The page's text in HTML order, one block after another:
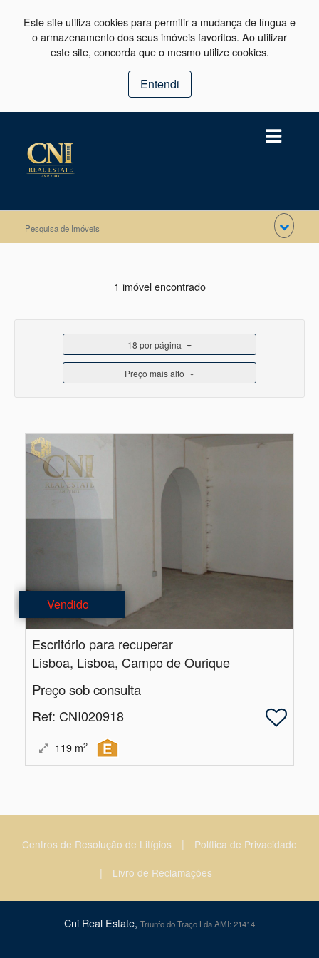
Este site utiliza cookies para permitir a mudança de língua e
o armazenamento dos seus imóveis favoritos. Ao utilizar
este site, concorda que o mesmo utilize cookies.
Entendi
Pesquisa de Imóveis
1 imóvel encontrado
18 por página
Preço mais alto
Vendido
Escritório para recuperar
Lisboa, Lisboa, Campo de Ourique
Preço sob consulta
Ref: CNI020918
119 m2
Centros de Resolução de Litígios | Política de Privacidade
| Livro de Reclamações
Cni Real Estate, Triunfo do Traço Lda AMI: 21414